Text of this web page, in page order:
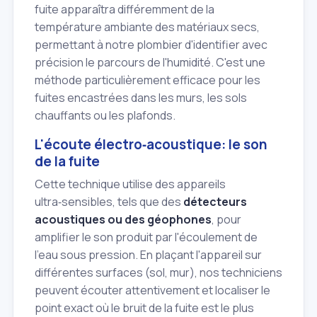
fuite apparaîtra différemment de la
température ambiante des matériaux secs,
permettant à notre plombier d'identifier avec
précision le parcours de l'humidité. C'est une
méthode particulièrement efficace pour les
fuites encastrées dans les murs, les sols
chauffants ou les plafonds.
L'écoute électro‑acoustique: le son
de la fuite
Cette technique utilise des appareils
ultra‑sensibles, tels que des détecteurs
acoustiques ou des géophones, pour
amplifier le son produit par l'écoulement de
l'eau sous pression. En plaçant l'appareil sur
différentes surfaces (sol, mur), nos techniciens
peuvent écouter attentivement et localiser le
point exact où le bruit de la fuite est le plus